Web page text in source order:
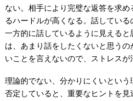
ない。相手により完璧な返答を求
るハードルが高くなる。話している
一方的に話しているように見えると
は、あまり話をしたくないと思うの
いことを言えないので、ストレスが
理論的でない、分かりにくいという
否定していると、重要なヒントを